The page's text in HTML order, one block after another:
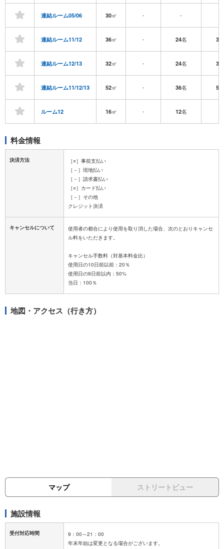
連結ルーム05/06 30㎡ - -
連結ルーム11/12 36㎡ - 24名 36
連結ルーム12/13 32㎡ - 24名 36
連結ルーム11/12/13 52㎡ - 36名 54
ルーム12 16㎡ - 12名
料金情報
決済方法
［○］事前支払い
［－］現地払い
［－］請求書払い
［○］カード払い
［－］その他
キャンセルについて
使用者の都合により使用を取り消した場合、次のとおりキャンセ
ル料をいただきます。
キャンセル手数料（対基本料金比）
使用日の10日前以前：20％
使用日の9日前以内：50%
地図・アクセス（行き方）
マップ ストリートビュー
施設情報
受付対応時間
9：00～21：00